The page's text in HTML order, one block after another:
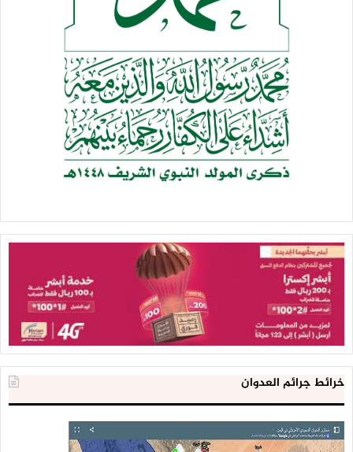
خرائط جرائم العدوان